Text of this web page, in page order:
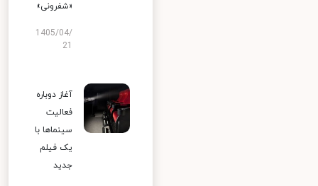
«شفرونی»
1405/04/
آغاز دوباره
فعالیت
سینماها با
یک فیلم
جدید